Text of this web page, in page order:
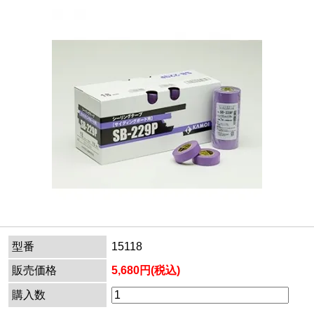
型番
15118
販売価格
5,680円(税込)
購入数